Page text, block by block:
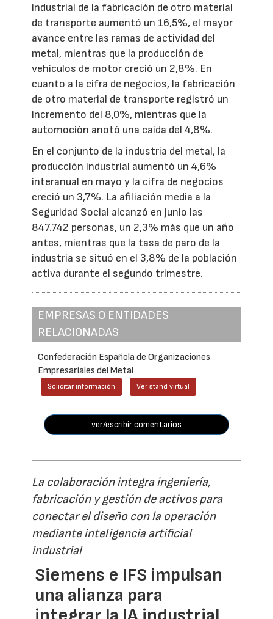
industrial de la fabricación de otro material
de transporte aumentó un 16,5%, el mayor
avance entre las ramas de actividad del
metal, mientras que la producción de
vehículos de motor creció un 2,8%. En
cuanto a la cifra de negocios, la fabricación
de otro material de transporte registró un
incremento del 8,0%, mientras que la
automoción anotó una caída del 4,8%.
En el conjunto de la industria del metal, la
producción industrial aumentó un 4,6%
interanual en mayo y la cifra de negocios
creció un 3,7%. La afiliación media a la
Seguridad Social alcanzó en junio las
847.742 personas, un 2,3% más que un año
antes, mientras que la tasa de paro de la
industria se situó en el 3,8% de la población
activa durante el segundo trimestre.
EMPRESAS O ENTIDADES
RELACIONADAS
Confederación Española de Organizaciones
Empresariales del Metal
Solicitar información Ver stand virtual
ver/escribir comentarios
La colaboración integra ingeniería,
fabricación y gestión de activos para
conectar el diseño con la operación
mediante inteligencia artificial
industrial
Siemens e IFS impulsan
una alianza para